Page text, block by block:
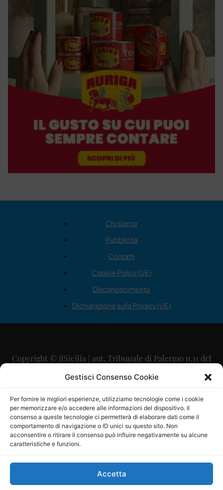
Gestisci Consenso Cookie
Per fornire le migliori esperienze, utilizziamo tecnologie come i cookie
per memorizzare e/o accedere alle informazioni del dispositivo. Il
consenso a queste tecnologie ci permetterà di elaborare dati come il
comportamento di navigazione o ID unici su questo sito. Non
acconsentire o ritirare il consenso può influire negativamente su alcune
caratteristiche e funzioni.
Accetta
Chi siamo
Pubblicità
Contatti
Cookie Policy (UE)
Disconoscimento
Dichiarazione sulla Privacy (UE)
Copyright © ilSicilia | aut. Tribunale di Palermo n.11 del
29/09/2015
Direttore Editoriale: Maurizio Scaglione
Direttore Responsabile: Maria Calabrese
P.IVA: 06334930820
Mercurio Comunicazione Società Cooperativa a r.l. è